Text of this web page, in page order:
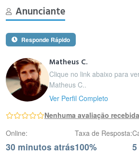
Anunciante
Responde Rápido
Matheus C.
Clique no link abaixo para
Matheus C..
Ver Perfil Completo
Nenhuma avaliação recebida
Online:
30 minutos atrás
Taxa de Resposta:
100%